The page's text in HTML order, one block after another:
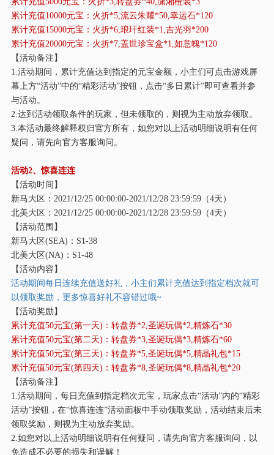
累计充值10000元宝：火折*5,流云朱耀*50,幸运石*120
累计充值15000元宝：火折*6,琅玕红装*1,吉光羽*200
累计充值20000元宝：火折*7,盖世珍宝盒*1,如意魄*120
【活动备注】
1.活动期间，累计充值达到指定的元宝金额，小主们可点击游戏屏
幕上方“活动”中的“精彩活动”按钮，点击“多日累计”即可查看并参
与活动。
2.达到活动领取条件的玩家，但未领取的，则视为主动放弃领取。
3.本活动最终解释权归官方所有，如您对以上活动明细说明有任何
疑问，请先向官方客服询问。
活动2、惊喜连连
【活动时间】
新马大区： 2021/12/25 00:00:00-2021/12/28 23:59:59（4天）
北美大区： 2021/12/25 00:00:00-2021/12/28 23:59:59（4天）
【活动范围】
新马大区(SEA)：S1-38
北美大区(NA)：S1-48
【活动内容】
活动期间每日连续充值送好礼，小主们累计充值达到指定档次就可
以领取奖励，更多惊喜好礼不容错过哦~
【活动奖励】
累计充值50元宝(第一天)：转盘券*2,圣诞玩偶*2,精炼石*30
累计充值50元宝(第二天)：转盘券*3,圣诞玩偶*3,精炼石*60
累计充值50元宝(第三天)：转盘券*5,圣诞玩偶*5,精晶礼包*15
累计充值50元宝(第四天)：转盘券*8,圣诞玩偶*8,精晶礼包*20
【活动备注】
1.活动期间，每日充值到指定档次元宝，玩家点击“活动”内的“精彩
活动”按钮，在“惊喜连连”活动面板中手动领取奖励，活动结束后未
领取奖励，则视为主动放弃奖励。
2.如您对以上活动明细说明有任何疑问，请先向官方客服询问，以
免造成不必要的损失和误解！